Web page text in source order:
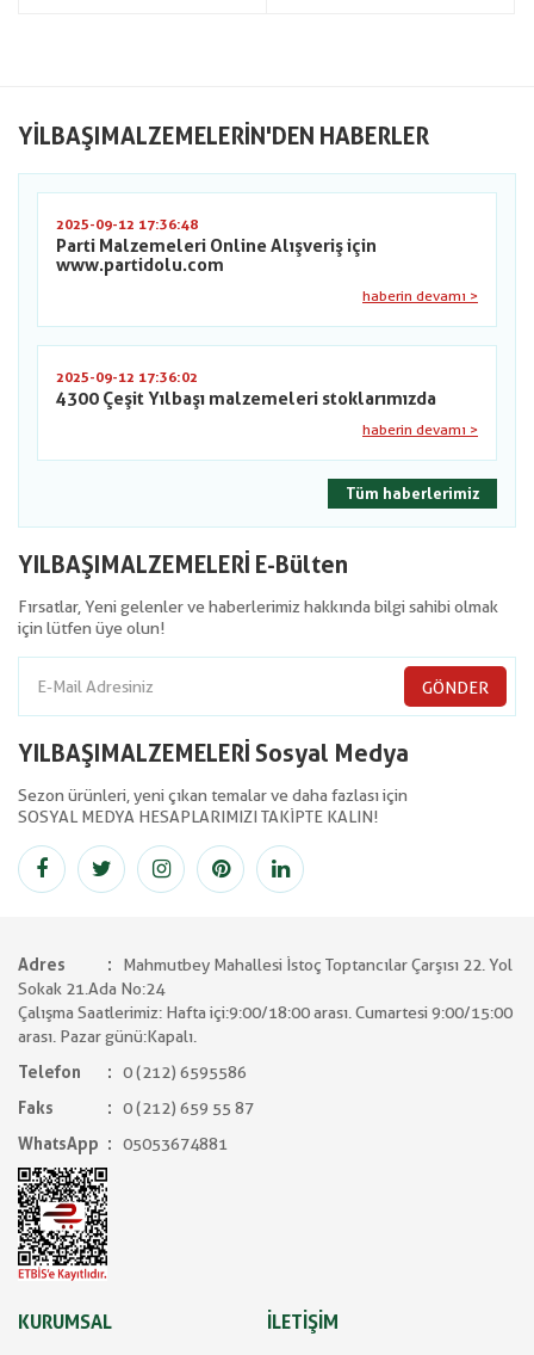
YILBAŞIMALZEMELERIN'DEN HABERLER
2025-09-12 17:36:48
Parti Malzemeleri Online Alışveriş için
www.partidolu.com
haberin devamı >
2025-09-12 17:36:02
4300 Çeşit Yılbaşı malzemeleri stoklarımızda
haberin devamı >
Tüm haberlerimiz
YILBAŞIMALZEMELERİ E-Bülten
Fırsatlar, Yeni gelenler ve haberlerimiz hakkında bilgi sahibi olmak
için lütfen üye olun!
GÖNDER
YILBAŞIMALZEMELERİ Sosyal Medya
Sezon ürünleri, yeni çıkan temalar ve daha fazlası için
SOSYAL MEDYA HESAPLARIMIZI TAKİPTE KALIN!
Adres
Mahmutbey Mahallesi İstoç Toptancılar Çarşısı 22. Yol
Sokak 21.Ada No:24
Çalışma Saatlerimiz: Hafta içi:9:00/18:00 arası. Cumartesi 9:00/15:00
arası. Pazar günü:Kapalı.
Telefon
0 (212) 6595586
Faks
0 (212) 659 55 87
WhatsApp
05053674881
KURUMSAL İLETİŞİM